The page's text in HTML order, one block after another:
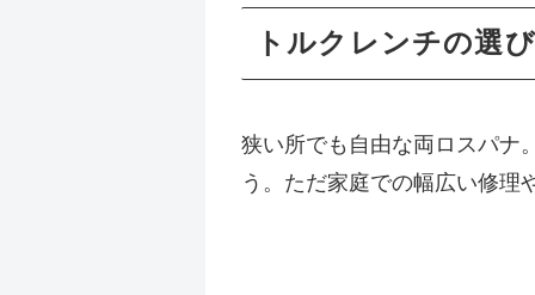
トルクレンチの選
狭い所でも自由な両ロスパナ
う。ただ家庭での幅広い修理